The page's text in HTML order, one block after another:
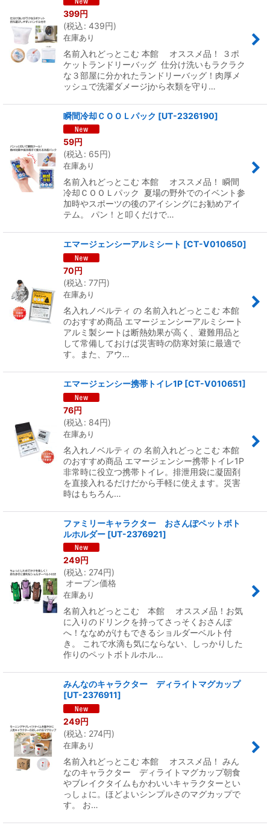
399円
(税込: 439円)
在庫あり
名前入れどっとこむ 本館 オススメ品！ ３ポ
ケットランドリーバッグ 仕分け洗いもラクラク
な３部屋に分かれたランドリーバッグ！肉厚メ
ッシュで洗濯ダメージjから衣類を守り…
瞬間冷却ＣＯＯＬパック [UT-2326190]
59円
(税込: 65円)
在庫あり
名前入れどっとこむ 本館 オススメ品！ 瞬間
冷却ＣＯＯＬパック 夏場の野外でのイベント参
加時やスポーツの後のアイシングにお勧めアイ
テム。 パン！と叩くだけで…
エマージェンシーアルミシート [CT-V010650]
70円
(税込: 77円)
在庫あり
名入れノベルティ の 名前入れどっとこむ 本館
のおすすめ商品 エマージェンシーアルミシート
アルミ製シートは断熱効果が高く、避難用品と
して常備しておけば災害時の防寒対策に最適で
す。また、アウ…
エマージェンシー携帯トイレ1P [CT-V010651]
76円
(税込: 84円)
在庫あり
名入れノベルティ の 名前入れどっとこむ 本館
のおすすめ商品 エマージェンシー携帯トイレ1P
非常時に役立つ携帯トイレ。排泄用袋に凝固剤
を直接入れるだけだから手軽に使えます。災害
時はもちろん…
ファミリーキャラクター おさんぽペットボト
ルホルダー [UT-2376921]
249円
(税込: 274円)
オープン価格
在庫あり
名前入れどっとこむ 本館 オススメ品！お気
に入りのドリンクを持ってさっそくおさんぽ
へ！ななめがけもできるショルダーベルト付
き。 これで水滴も気にならない、しっかりした
作りのペットボトルホル…
みんなのキャラクター ディライトマグカップ
[UT-2376911]
249円
(税込: 274円)
在庫あり
名前入れどっとこむ 本館 オススメ品！ みん
なのキャラクター ディライトマグカップ朝食
やブレイクタイムもかわいいキャラクターとい
っしょに。ほどよいシンプルさのマグカップで
す。 お…